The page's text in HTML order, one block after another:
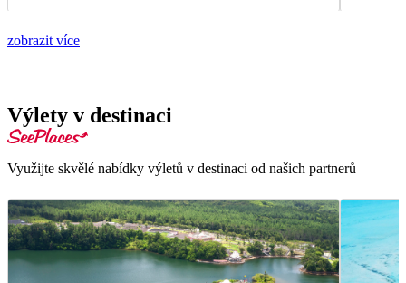
zobrazit více
Výlety v destinaci
Využijte skvělé nabídky výletů v destinaci od našich partnerů